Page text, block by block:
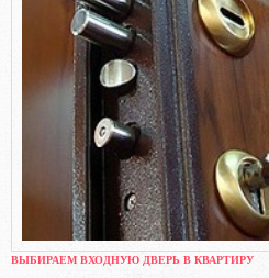
ВЫБИРАЕМ ВХОДНУЮ ДВЕРЬ В КВАРТИРУ